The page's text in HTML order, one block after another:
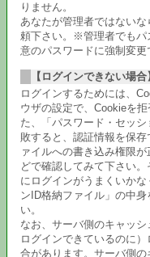
りません。
あなたが管理者ではない
頼下さい。※管理者でもパ
意のパスワードに強制変更
【ログインできない場合
ログインするためには、
ウザの設定で、Cookieを
た、「パスワード・セッ
敗すると、認証情報を保
ァイルへの書き込み権限
どで確認してみて下さい
にログインがうまくいか
ンID格納ファイル」の中
い。
なお、サーバ側のキャッ
ログインできているのに
合があります。サーバ側